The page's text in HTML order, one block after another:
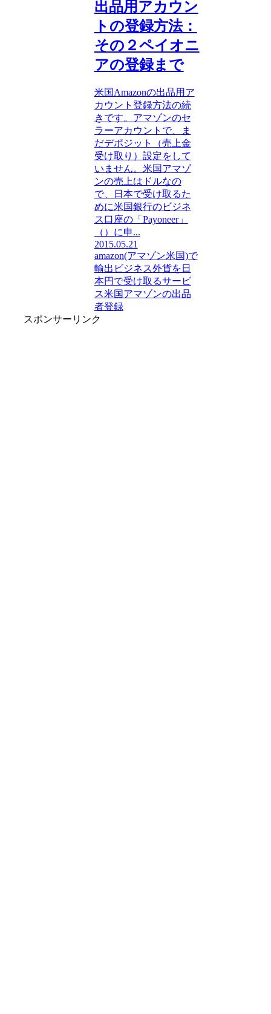
出品用アカウン
トの登録方法：
その２ペイオニ
アの登録まで
米国Amazonの出品用ア
カウント登録方法の続
きです。アマゾンのセ
ラーアカウントで、ま
だデポジット（売上金
受け取り）設定をして
いません。米国アマゾ
ンの売上はドルなの
で、日本で受け取るた
めに米国銀行のビジネ
ス口座の「Payoneer」
（）に申...
2015.05.21
amazon(アマゾン米国)で
輸出ビジネス外貨を日
本円で受け取るサービ
ス米国アマゾンの出品
者登録
スポンサーリンク